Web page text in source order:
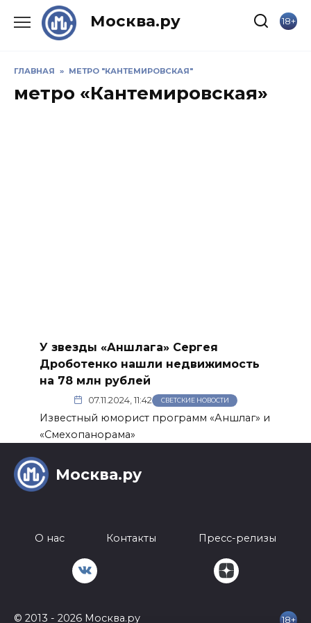
Москва.ру 18+
ГЛАВНАЯ » МЕТРО "КАНТЕМИРОВСКАЯ"
метро «Кантемировская»
У звезды «Аншлага» Сергея
Дроботенко нашли недвижимость
на 78 млн рублей
07.11.2024, 11:42 СВЕТСКИЕ НОВОСТИ
Известный юморист программ «Аншлаг» и
«Смехопанорама»
Москва.ру
О нас Контакты Пресс-релизы
© 2013 - 2026 Москва.ру 18+